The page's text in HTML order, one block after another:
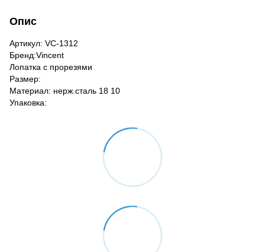
Опис
Артикул: VC-1312
Бренд:Vincent
Лопатка с прорезями
Размер:
Материал: нерж.сталь 18 10
Упаковка: